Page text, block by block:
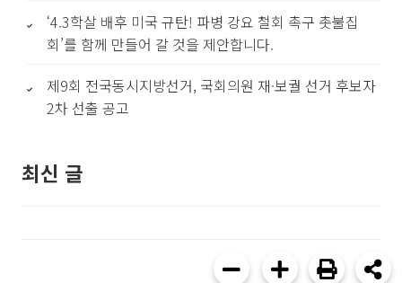
‘4.3학살 배후 미국 규탄! 파병 강요 철회 촉구 촛불집
회’를 함께 만들어 갈 것을 제안합니다.
제9회 전국동시지방선거, 국회의원 재·보궐 선거 후보자
2차 선출 공고
최신 글